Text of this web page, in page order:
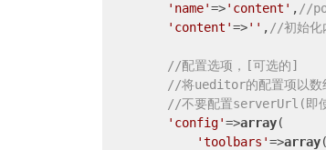
'name'=>'content' , //
'content'=>'' , //初始化
//配置选项，[可选的]
//将ueditor的配置项以
//不要配置serverUrl(即
'config'=>array(
'toolbars'=>array(